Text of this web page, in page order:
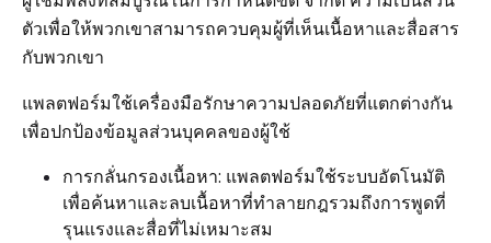
ตัวเพื่อให้พวกเขาสามารถควบคุมผู้ที่เห็นเนื้อหาและสื่อสาร
กับพวกเขา
แพลตฟอร์มใช้เครื่องมือรักษาความปลอดภัยที่แตกต่างกัน
เพื่อปกป้องข้อมูลส่วนบุคคลของผู้ใช้
การกลั่นกรองเนื้อหา: แพลตฟอร์มใช้ระบบอัตโนมัติ
เพื่อค้นหาและลบเนื้อหาที่ทำลายกฎรวมถึงการพูดที่
รุนแรงและสื่อที่ไม่เหมาะสม